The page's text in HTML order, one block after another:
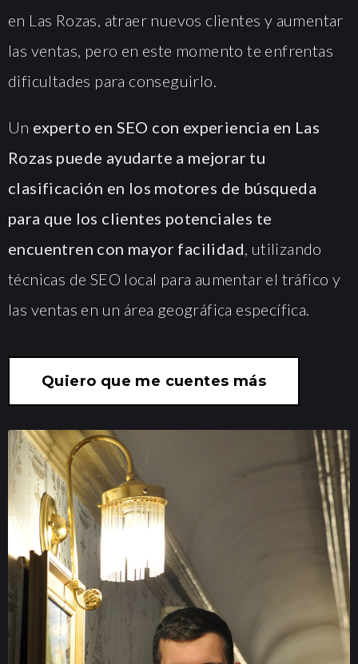
en Las Rozas, atraer nuevos clientes y aumentar
las ventas, pero en este momento te enfrentas
dificultades para conseguirlo.
Un experto en SEO con experiencia en Las
Rozas puede ayudarte a mejorar tu
clasificación en los motores de búsqueda
para que los clientes potenciales te
encuentren con mayor facilidad, utilizando
técnicas de SEO local para aumentar el tráfico y
las ventas en un área geográfica específica.
Quiero que me cuentes más